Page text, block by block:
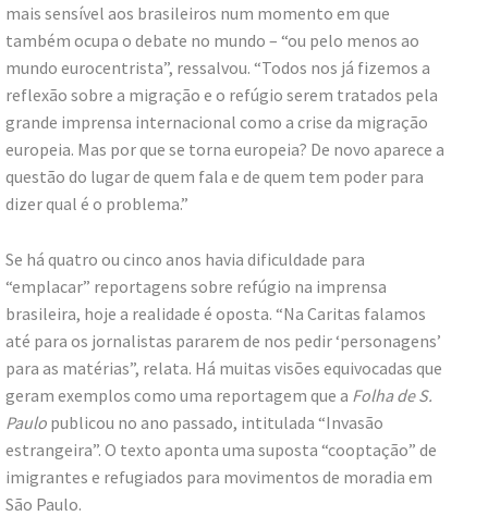
mais sensível aos brasileiros num momento em que
também ocupa o debate no mundo – “ou pelo menos ao
mundo eurocentrista”, ressalvou. “Todos nos já fizemos a
reflexão sobre a migração e o refúgio serem tratados pela
grande imprensa internacional como a crise da migração
europeia. Mas por que se torna europeia? De novo aparece a
questão do lugar de quem fala e de quem tem poder para
dizer qual é o problema.”
Se há quatro ou cinco anos havia dificuldade para
“emplacar” reportagens sobre refúgio na imprensa
brasileira, hoje a realidade é oposta. “Na Caritas falamos
até para os jornalistas pararem de nos pedir ‘personagens’
para as matérias”, relata. Há muitas visões equivocadas que
geram exemplos como uma reportagem que a Folha de S.
Paulo publicou no ano passado, intitulada “Invasão
estrangeira”. O texto aponta uma suposta “cooptação” de
imigrantes e refugiados para movimentos de moradia em
São Paulo.